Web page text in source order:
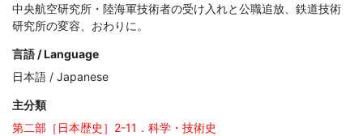
中央航空研究所・陸海軍技術者の受け入れと公職追放、鉄道技術
研究所の変容、おわりに。
言語 / Language
日本語 / Japanese
主分類
第二部［日本歴史］2-11．科学・技術史